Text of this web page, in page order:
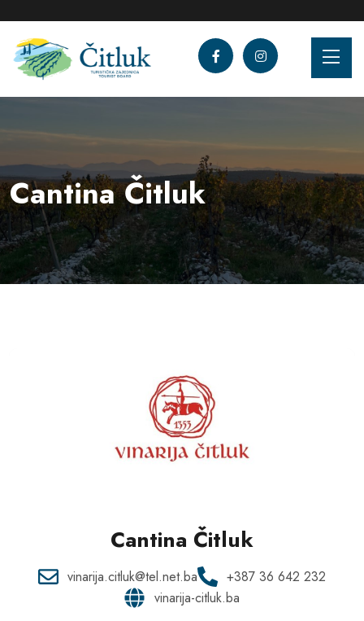
Cantina Čitluk
Cantina Čitluk
vinarija.citluk@tel.net.ba
+387 36 642 232
vinarija-citluk.ba